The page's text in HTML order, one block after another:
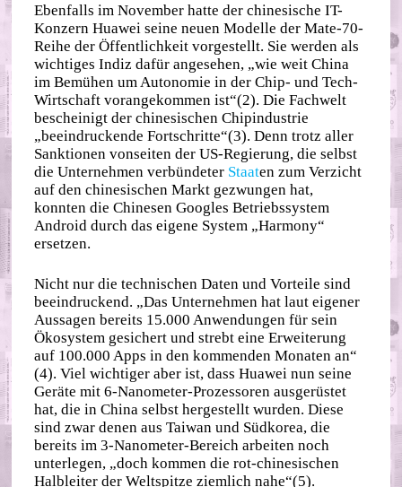
Ebenfalls im November hatte der chinesische IT-
Konzern Huawei seine neuen Modelle der Mate-70-
Reihe der Öffentlichkeit vorgestellt. Sie werden als
wichtiges Indiz dafür angesehen, „wie weit China
im Bemühen um Autonomie in der Chip- und Tech-
Wirtschaft vorangekommen ist“(2). Die Fachwelt
bescheinigt der chinesischen Chipindustrie
„beeindruckende Fortschritte“(3). Denn trotz aller
Sanktionen vonseiten der US-Regierung, die selbst
die Unternehmen verbündeter Staaten zum Verzicht
auf den chinesischen Markt gezwungen hat,
konnten die Chinesen Googles Betriebssystem
Android durch das eigene System „Harmony“
ersetzen.
Nicht nur die technischen Daten und Vorteile sind
beeindruckend. „Das Unternehmen hat laut eigener
Aussagen bereits 15.000 Anwendungen für sein
Ökosystem gesichert und strebt eine Erweiterung
auf 100.000 Apps in den kommenden Monaten an“
(4). Viel wichtiger aber ist, dass Huawei nun seine
Geräte mit 6-Nanometer-Prozessoren ausgerüstet
hat, die in China selbst hergestellt wurden. Diese
sind zwar denen aus Taiwan und Südkorea, die
bereits im 3-Nanometer-Bereich arbeiten noch
unterlegen, „doch kommen die rot-chinesischen
Halbleiter der Weltspitze ziemlich nahe“(5).